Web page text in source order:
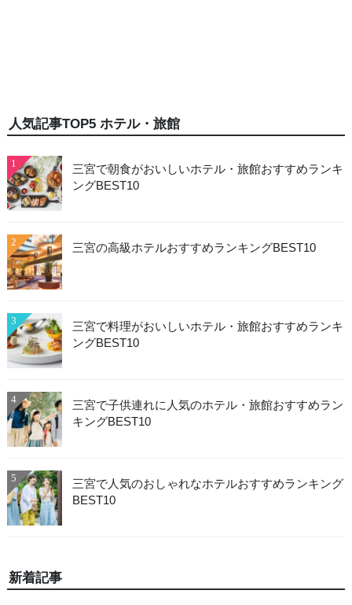
人気記事TOP5 ホテル・旅館
1
三宮で朝食がおいしいホテル・旅館おすすめランキ
ングBEST10
2 三宮の高級ホテルおすすめランキングBEST10
3
三宮で料理がおいしいホテル・旅館おすすめランキ
ングBEST10
4
三宮で子供連れに人気のホテル・旅館おすすめラン
キングBEST10
5
三宮で人気のおしゃれなホテルおすすめランキング
BEST10
新着記事